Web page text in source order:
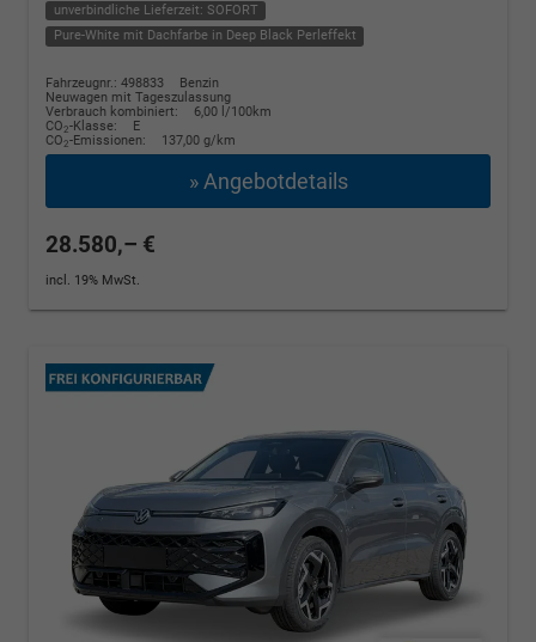
unverbindliche Lieferzeit: SOFORT
Pure-White mit Dachfarbe in Deep Black Perleffekt
Fahrzeugnr.: 498833
Benzin
Neuwagen mit Tageszulassung
Verbrauch kombiniert:
6,00 l/100km
CO2-Klasse:
E
CO2-Emissionen: 137,00 g/km
» Angebotdetails
28.580,– €
incl. 19% MwSt.